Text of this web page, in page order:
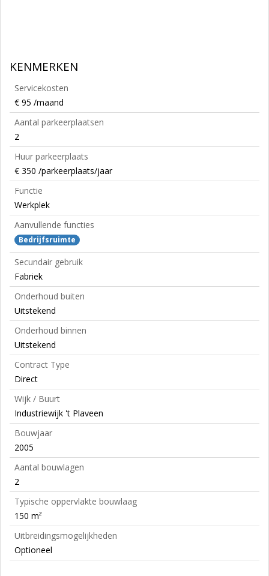
KENMERKEN
Servicekosten
€ 95 /maand
Aantal parkeerplaatsen
2
Huur parkeerplaats
€ 350 /parkeerplaats/jaar
Functie
Werkplek
Aanvullende functies
Bedrijfsruimte
Secundair gebruik
Fabriek
Onderhoud buiten
Uitstekend
Onderhoud binnen
Uitstekend
Contract Type
Direct
Wijk / Buurt
Industriewijk 't Plaveen
Bouwjaar
2005
Aantal bouwlagen
2
Typische oppervlakte bouwlaag
150 m²
Uitbreidingsmogelijkheden
Optioneel